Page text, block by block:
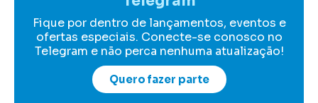
Fique por dentro de lançamentos, eventos e
ofertas especiais. Conecte-se conosco no
Telegram e não perca nenhuma atualização!
Quero fazer parte